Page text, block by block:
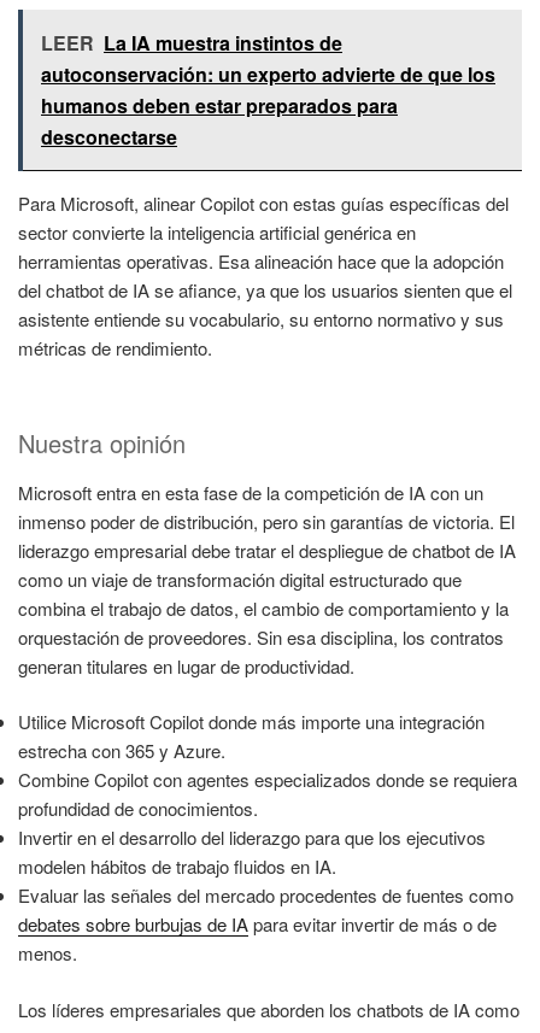
LEER La IA muestra instintos de
autoconservación: un experto advierte de que los
humanos deben estar preparados para
desconectarse
Para Microsoft, alinear Copilot con estas guías específicas del
sector convierte la inteligencia artificial genérica en
herramientas operativas. Esa alineación hace que la adopción
del chatbot de IA se afiance, ya que los usuarios sienten que el
asistente entiende su vocabulario, su entorno normativo y sus
métricas de rendimiento.
Nuestra opinión
Microsoft entra en esta fase de la competición de IA con un
inmenso poder de distribución, pero sin garantías de victoria. El
liderazgo empresarial debe tratar el despliegue de chatbot de IA
como un viaje de transformación digital estructurado que
combina el trabajo de datos, el cambio de comportamiento y la
orquestación de proveedores. Sin esa disciplina, los contratos
generan titulares en lugar de productividad.
Utilice Microsoft Copilot donde más importe una integración
estrecha con 365 y Azure.
Combine Copilot con agentes especializados donde se requiera
profundidad de conocimientos.
Invertir en el desarrollo del liderazgo para que los ejecutivos
modelen hábitos de trabajo fluidos en IA.
Evaluar las señales del mercado procedentes de fuentes como
debates sobre burbujas de IApara evitar invertir de más o de
menos.
Los líderes empresariales que aborden los chatbots de IA como